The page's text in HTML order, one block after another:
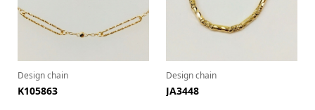
Design chain
K105863
Design chain
JA3448